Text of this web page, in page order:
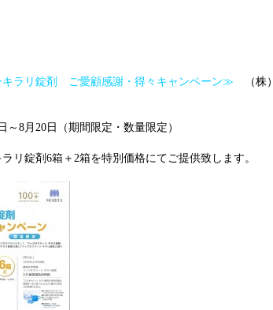
ラリ錠剤 ご愛顧感謝・得々キャンペーン≫ （株）
8月20日（期間限定・数量限定）
リ錠剤6箱＋2箱を特別価格にてご提供致します。